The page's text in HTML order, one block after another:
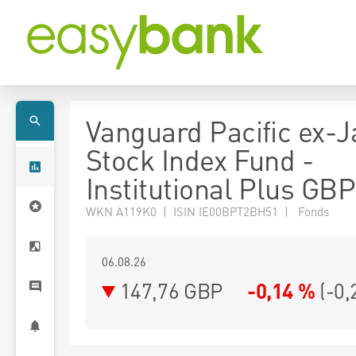
Vanguard Pacific ex-
Stock Index Fund -
Institutional Plus
WKN A119K0 | ISIN IE00BPT2BH51 | Fonds
06.08.26
147,76 GBP -0,14 % (-